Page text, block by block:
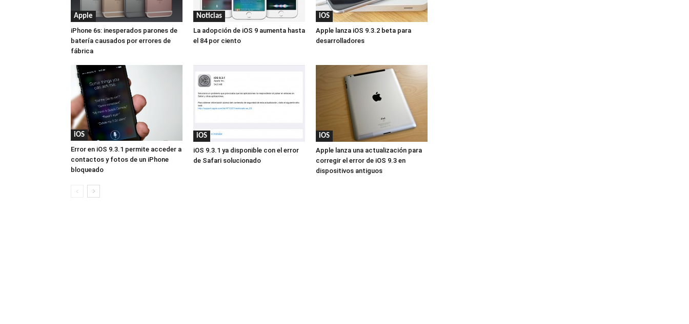
Apple
iPhone 6s: inesperados parones de
batería causados por errores de
fábrica
Noticias
La adopción de iOS 9 aumenta hasta
el 84 por ciento
iOS
Apple lanza iOS 9.3.2 beta para
desarrolladores
iOS
Error en iOS 9.3.1 permite acceder a
contactos y fotos de un iPhone
bloqueado
iOS
iOS 9.3.1 ya disponible con el error
de Safari solucionado
iOS
Apple lanza una actualización para
corregir el error de iOS 9.3 en
dispositivos antiguos